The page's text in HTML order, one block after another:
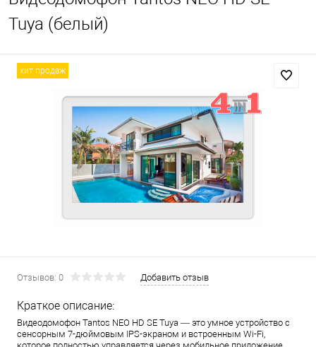
Tuya (белый)
хит продаж
Отзывов: 0 Добавить отзыв
Краткое описание:
Видеодомофон Tantos NEO HD SE Tuya — это умное устройство с
сенсорным 7-дюймовым IPS-экраном и встроенным Wi-Fi,